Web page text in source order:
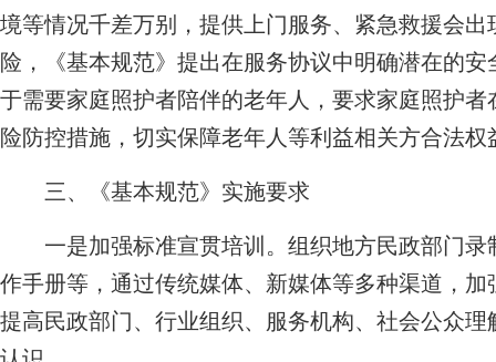
境等情况千差万别，提供上门服务、紧急救援会
险，《基本规范》提出在服务协议中明确潜在的
于需要家庭照护者陪伴的老年人，要求家庭照护
险防控措施，切实保障老年人等利益相关方合法权
三、《基本规范》实施要求
一是加强标准宣贯培训。组织地方民政部门录
作手册等，通过传统媒体、新媒体等多种渠道，
提高民政部门、行业组织、服务机构、社会公众